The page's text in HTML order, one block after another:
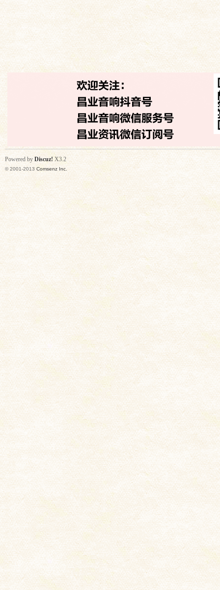
Powered by Discuz! X3.2
© 2001-2013 Comsenz Inc.